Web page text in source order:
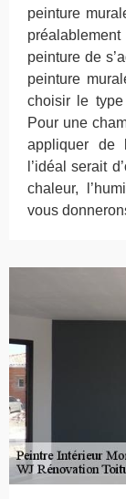
peinture
peinture de
peinture
choisir le
Pour une
appliquer de
l’idéal serait
chaleur,
vous